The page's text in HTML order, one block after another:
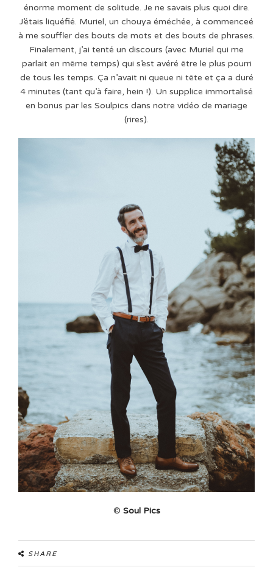
énorme moment de solitude. Je ne savais plus quoi dire.
J’étais liquéfié. Muriel, un chouya éméchée, à commenceé
à me souffler des bouts de mots et des bouts de phrases.
Finalement, j’ai tenté un discours (avec Muriel qui me
parlait en même temps) qui s’est avéré être le plus pourri
de tous les temps. Ça n’avait ni queue ni tête et ça a duré
4 minutes (tant qu’à faire, hein !). Un supplice immortalisé
en bonus par les Soulpics dans notre vidéo de mariage
(rires).
© Soul Pics
SHARE